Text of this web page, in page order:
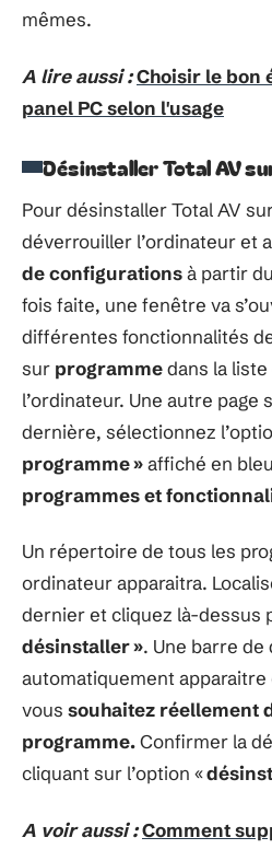
mêmes.
A lire aussi :Choisir le bon
panel PC selon l'usage
Désinstaller Total AV
Pour désinstaller Total AV
déverrouiller l’ordinateur et
de configurationsà partir du
fois faite, une fenêtre va
différentes fonctionnalités
sur programmedans la
l’ordinateur. Une autre page
dernière, sélectionnez
programme »affiché en
programmes et
Un répertoire de tous les
ordinateur apparaitra.
dernier et cliquez là-dessus
désinstaller ». Une barre de
automatiquement
vous souhaitez réellement
programme.Confirmer la
cliquant sur l’option «
A voir aussi :Comment